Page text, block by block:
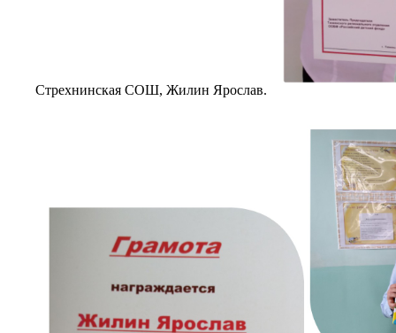
Стрехнинская СОШ, Жилин Ярослав.